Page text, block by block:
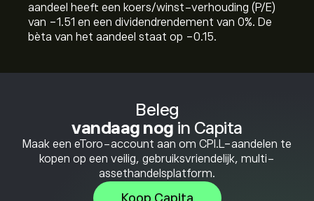
Beleg
vandaag nog in Capita
Maak een eToro-account aan om CPI.L-aandelen te
kopen op een veilig, gebruiksvriendelijk, multi-
assethandelsplatform.
Koop Capita
aandeel heeft een koers/winst-verhouding (P/E)
van -1.51 en een dividendrendement van 0%. De
bèta van het aandeel staat op -0.15.